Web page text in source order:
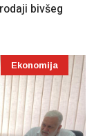
bivšeg
Ekonomija